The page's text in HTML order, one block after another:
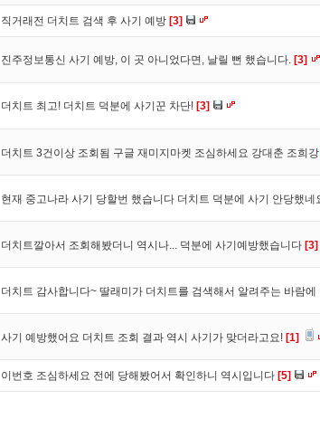
직거래전 더치트 검색 후 사기 예방 [3]
진주정보통신 사기 예방, 이 곳 아니었다면, 날릴 뻔 했습니다. [3]
더치트 최고! 더치트 덕분에 사기꾼 차단! [3]
더치트 3건이상 조회됨 구글 재미지마켓 조심하세요 강대춘 조희강
현재 중고나라 사기 당할번 했습니다 더치트 덕분에 사기 안당했네
더치트깔아서 조회해봤더니 역시나... 덕분에 사기예방했습니다 [3]
더치트 감사합니다~ 딸래미가 더치트를 검색해서 알려주는 바람
사기 예방했어요 더치트 조회 결과 역시 사기가 맞더라고요! [1]
이번호 조심하세요 전에 당해봤어서 확인하니 역시입니다 [5]